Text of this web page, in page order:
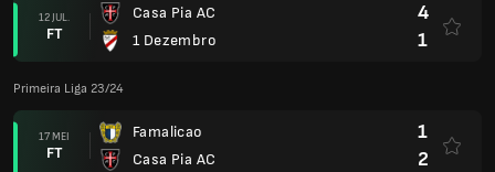
12 JUL.
FT
Casa Pia AC
1 Dezembro
4
1
Primeira Liga 23/24
17 MEI
FT
Famalicao
Casa Pia AC
1
2